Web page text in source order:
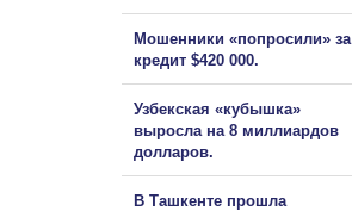
Мошенники «попросили» за
кредит $420 000.
Узбекская «кубышка»
выросла на 8 миллиардов
долларов.
В Ташкенте прошла